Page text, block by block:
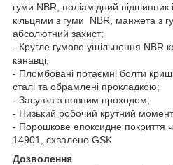
гуми NBR, поліамідний
кільцями з гуми NBR, манжета з
абсолютний захист;
- Кругле гумове ущільнення NBR
канавці;
- Пломбовані потаємні болти
сталі та обрамлені прокладкою;
- Засувка з повним проходом;
- Низький робочий крутний
- Порошкове епоксидне покриття
14901, схвалене GSK
Дозволення